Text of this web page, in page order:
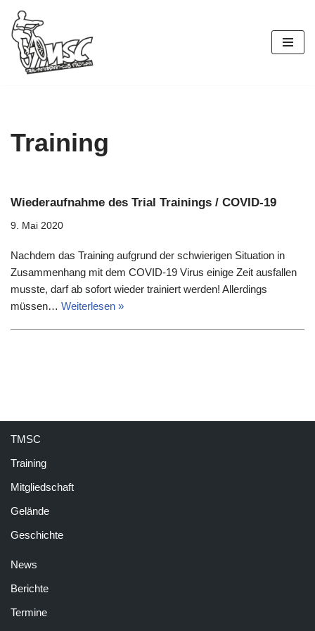
Zum
Inhalt
springen
Training
Wiederaufnahme des Trial Trainings / COVID-19
9. Mai 2020
Nachdem das Training aufgrund der schwierigen Situation in
Zusammenhang mit dem COVID-19 Virus einige Zeit ausfallen
musste, darf ab sofort wieder trainiert werden! Allerdings
müssen… Weiterlesen »
TMSC
Training
Mitgliedschaft
Gelände
Geschichte
News
Berichte
Termine